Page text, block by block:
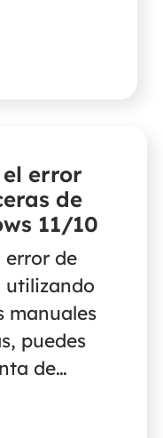
de
si has
error
de
11/10
error de
utilizando
manuales
puedes
de